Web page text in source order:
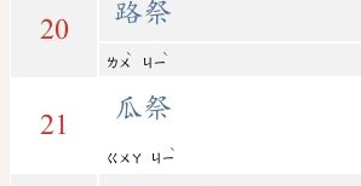
20
路祭
ㄌㄨ
ˋ
ㄐㄧ
ˋ
21
瓜祭
ㄍㄨㄚ ㄐㄧ
ˋ